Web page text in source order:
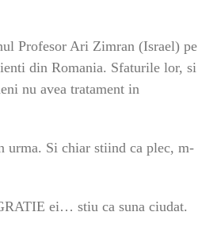
Profesor Ari Zimran (Israel) pe
din Romania. Sfaturile lor, si
nu avea tratament in
urma. Si chiar stiind ca plec, m-
ei… stiu ca suna ciudat.